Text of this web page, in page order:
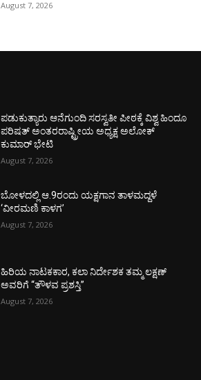
August 7, 2026
ಪಡುಕುತ್ಯಾರು ಆನೆಗುಂದಿ ಸರಸ್ವತೀ ಪೀಠಕ್ಕೆ ವಿಶ್ವ ಹಿಂದೂ
ಪರಿಷತ್ ಅಂತರರಾಷ್ಟ್ರೀಯ ಅಧ್ಯಕ್ಷ ಅಲೋಕ್
ಕುಮಾರ್ ಭೇಟಿ
August 7, 2026
ಬೋಳದಲ್ಲಿ ಆ.9ರಂದು ಯಕ್ಷಗಾನ ತಾಳಮದ್ದಳೆ
‘ವೀರಮಣಿ ಕಾಳಗ’
August 7, 2026
ಹಿರಿಯ ನಾಟಕಕಾರ, ಕಲಾ ನಿರ್ದೇಶಕ ತಮ್ಮ ಲಕ್ಷಣ್
ಅವರಿಗೆ “ತೌಳವ ಪ್ರಶಸ್ತಿ”
August 7, 2026